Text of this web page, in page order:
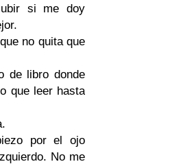
si me doy
no quita que
de libro donde
que leer hasta
por el ojo
No me